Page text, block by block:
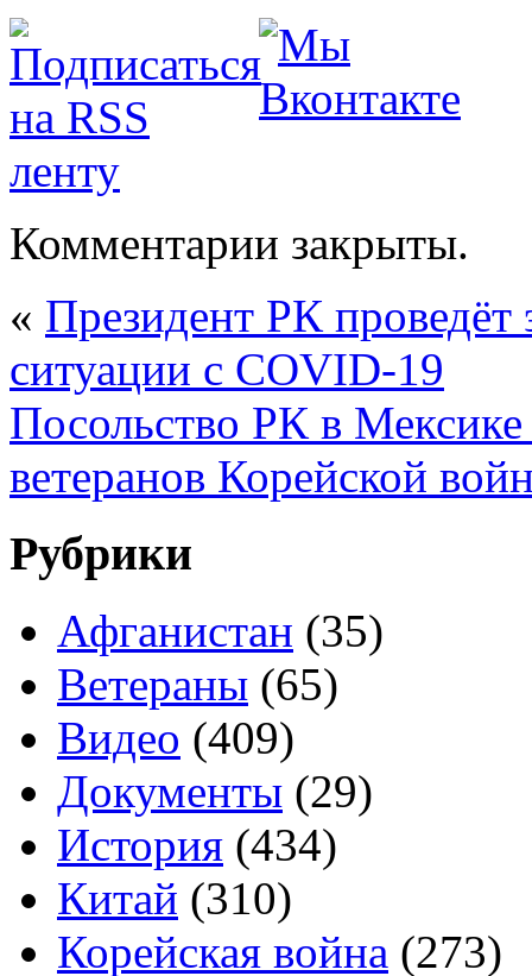
Комментарии закрыты.
« Президент РК проведёт
ситуации с COVID-19
Посольство РК в
ветеранов Корейской
Рубрики
Афганистан (35)
Ветераны (65)
Видео (409)
Документы (29)
История (434)
Китай (310)
Корейская война (273)